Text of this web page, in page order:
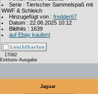
Serie : Tierischer Sammelspaß mit
WWF & Schleich
Hinzugefügt von : fredder67
Datum : 22.06.2025 10:12
Bildhits : 1639
auf Ebay kaufen!
17092
Exklusiv-Ausgabe
Jaguar